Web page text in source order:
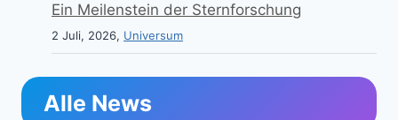
Ein Meilenstein der Sternforschung
2 Juli, 2026, Universum
Alle News